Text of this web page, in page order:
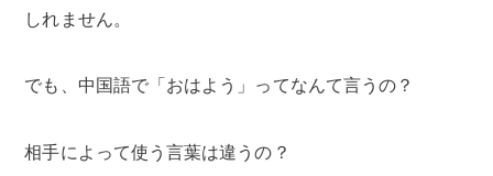
しれません。
でも、中国語で「おはよう」ってなんて言うの？
相手によって使う言葉は違うの？